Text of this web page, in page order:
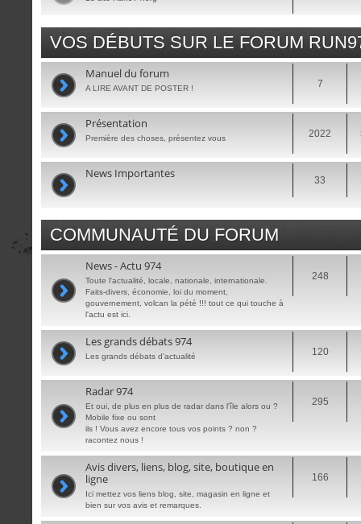
VOS DÉBUTS SUR LE FORUM
Manuel du forum
A LIRE AVANT DE POSTER ! 7
Présentation
Première des choses, présentez vous 2022
News Importantes 33
COMMUNAUTÉ DU FORUM
News - Actu 974
Toute l'actualité, locale, nationale, internationale.
Faits-divers, économie, loi du moment,
gouvernement, volcan la pété !!! tout ce qui touche à
l'actu est ici.
248
Les grands débats 974
Les grands débats d'actualité 120
Radar 974
Et oui, de plus en plus de radar dans l'île alors ou ?
Mobile fixe ou sont
ils ! Vous avez encore tous vos points ? non ?
racontez nous !
295
Avis divers, liens, blog, site, boutique en
ligne
Ici mettez vos liens blog, site, magasin en ligne et
bien sur vos avis et remarques.
166